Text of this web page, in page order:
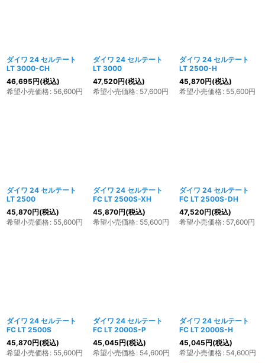
ダイワ 24 セルテート
LT 3000-CH
46,695円(税込)
希望小売価格: 56,600円
ダイワ 24 セルテート
LT 3000
47,520円(税込)
希望小売価格: 57,600円
ダイワ 24 セルテート
LT 2500-H
45,870円(税込)
希望小売価格: 55,600円
ダイワ 24 セルテート
LT 2500
45,870円(税込)
希望小売価格: 55,600円
ダイワ 24 セルテート
FC LT 2500S-XH
45,870円(税込)
希望小売価格: 55,600円
ダイワ 24 セルテート
FC LT 2500S-DH
47,520円(税込)
希望小売価格: 57,600円
ダイワ 24 セルテート
FC LT 2500S
45,870円(税込)
希望小売価格: 55,600円
ダイワ 24 セルテート
FC LT 2000S-P
45,045円(税込)
希望小売価格: 54,600円
ダイワ 24 セルテート
FC LT 2000S-H
45,045円(税込)
希望小売価格: 54,600円